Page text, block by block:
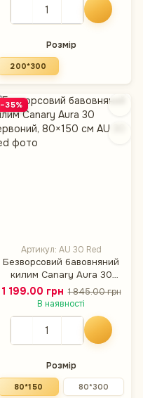
Розмір
200*300
−35%
Артикул: AU 30 Red
Безворсовий бавовняний
килим Canary Aura 30
червоний, 80×150 см
1 199.00 грн 1 845.00 грн
В наявності
Розмір
80*150 80*300